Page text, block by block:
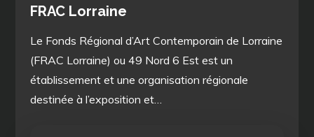
FRAC Lorraine
Le Fonds Régional d’Art Contemporain de Lorraine
(FRAC Lorraine) ou 49 Nord 6 Est est un
établissement et une organisation régionale
destinée à l’exposition et…